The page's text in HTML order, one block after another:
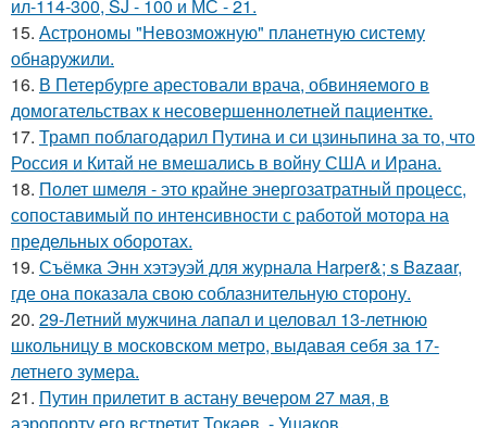
ил-114-300, SJ - 100 и МС - 21.
15. Астрономы "Невозможную" планетную систему
обнаружили.
16. В Петербурге арестовали врача, обвиняемого в
домогательствах к несовершеннолетней пациентке.
17. Трамп поблагодарил Путина и си цзиньпина за то, что
Россия и Китай не вмешались в войну США и Ирана.
18. Полет шмеля - это крайне энергозатратный процесс,
сопоставимый по интенсивности с работой мотора на
предельных оборотах.
19. Съёмка Энн хэтэуэй для журнала Harper&; s Bazaar,
где она показала свою соблазнительную сторону.
20. 29-Летний мужчина лапал и целовал 13-летнюю
школьницу в московском метро, выдавая себя за 17-
летнего зумера.
21. Путин прилетит в астану вечером 27 мая, в